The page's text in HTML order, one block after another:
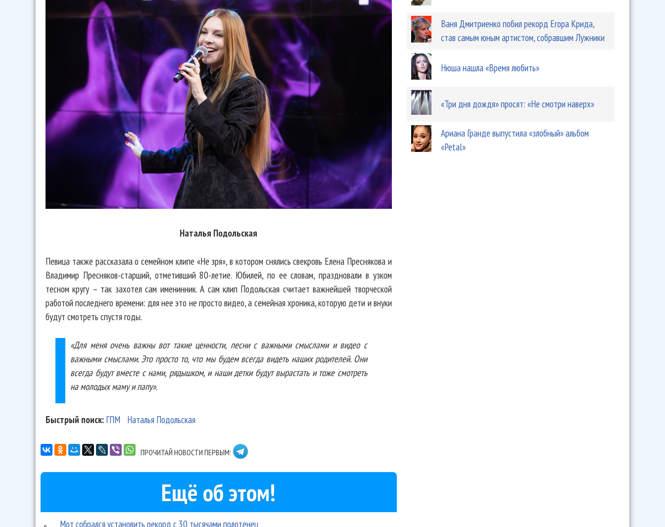
Наталья Подольская
Певица также рассказала о семейном клипе «Не зря», в котором снялись свекровь Елена Преснякова и
Владимир Пресняков-старший, отметивший 80-летие. Юбилей, по ее словам, праздновали в узком
тесном кругу – так захотел сам именинник. А сам клип Подольская считает важнейшей творческой
работой последнего времени: для нее это не просто видео, а семейная хроника, которую дети и внуки
будут смотреть спустя годы.
«Для меня очень важны вот такие ценности, песни с важными смыслами и видео с
важными смыслами. Это просто то, что мы будем всегда видеть наших родителей. Они
всегда будут вместе с нами, рядышком, и наши детки будут вырастать и тоже смотреть
на молодых маму и папу».
Быстрый поиск: ГПМ Наталья Подольская
ПРОЧИТАЙ НОВОСТИ ПЕРВЫМ:
Ещё об этом!
Мот собрался установить рекорд с 30 тысячами полотенец
Ваня Дмитриенко побил рекорд Егора Крида,
став самым юным артистом, собравшим Лужники
Нюша нашла «Время любить»
«Три дня дождя» просят: «Не смотри наверх»
Ариана Гранде выпустила «злобный» альбом
«Petal»